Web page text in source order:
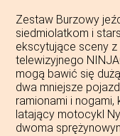
Zestaw Burzowy
siedmiolatkom i
ekscytujące sceny
telewizyjnego
mogą bawić się
dwa mniejsze
ramionami i
latający motocykl
dwoma